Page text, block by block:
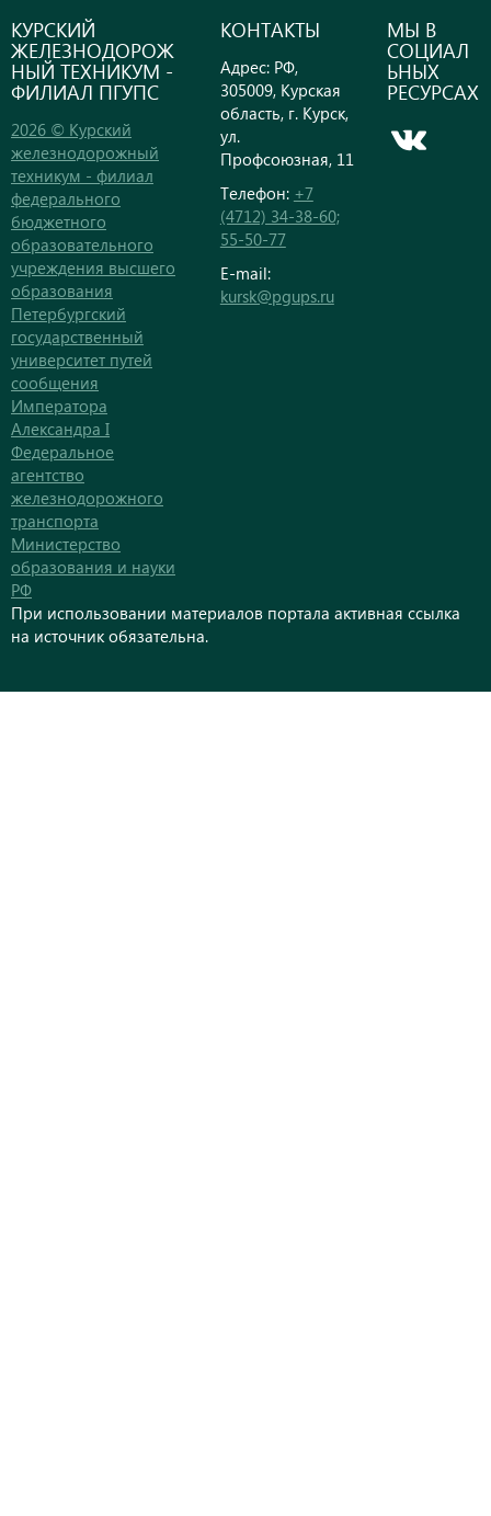
КУРСКИЙ
ЖЕЛЕЗНОДОРОЖ
НЫЙ ТЕХНИКУМ -
ФИЛИАЛ ПГУПС
2026 © Курский
железнодорожный
техникум - филиал
федерального
бюджетного
образовательного
учреждения высшего
образования
Петербургский
государственный
университет путей
сообщения
Императора
Александра I
Федеральное
агентство
железнодорожного
транспорта
Министерство
образования и науки
РФ
КОНТАКТЫ
Адрес: РФ,
305009, Курская
область, г. Курск,
ул.
Профсоюзная, 11
Телефон: +7
(4712) 34-38-60;
55-50-77
E-mail:
kursk@pgups.ru
МЫ В
СОЦИАЛ
ЬНЫХ
РЕСУРСАХ
При использовании материалов портала активная ссылка
на источник обязательна.